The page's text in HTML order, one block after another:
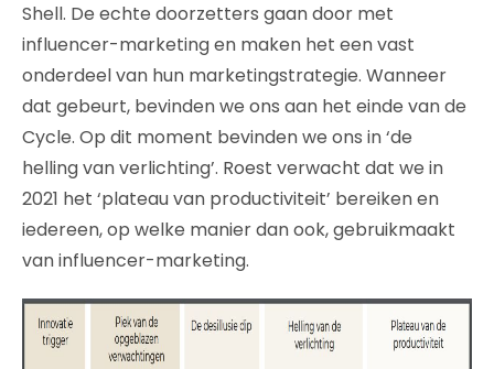
Shell. De echte doorzetters gaan door met
influencer-marketing en maken het een vast
onderdeel van hun marketingstrategie. Wanneer
dat gebeurt, bevinden we ons aan het einde van de
Cycle. Op dit moment bevinden we ons in ‘de
helling van verlichting’. Roest verwacht dat we in
2021 het ‘plateau van productiviteit’ bereiken en
iedereen, op welke manier dan ook, gebruikmaakt
van influencer-marketing.